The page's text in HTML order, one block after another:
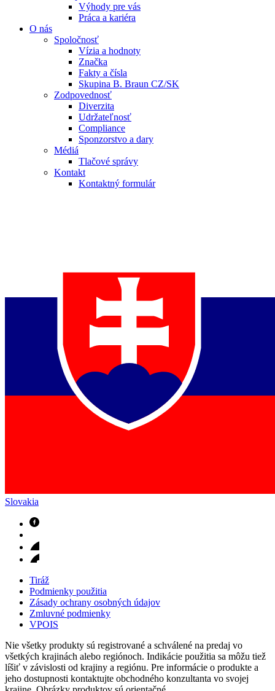
Výhody pre vás
Práca a kariéra
O nás
Spoločnosť
Vízia a hodnoty
Značka
Fakty a čísla
Skupina B. Braun CZ/SK
Zodpovednosť
Diverzita
Udržateľnosť
Compliance
Sponzorstvo a dary
Médiá
Tlačové správy
Kontakt
Kontaktný formulár
Slovakia
Tiráž
Podmienky použitia
Zásady ochrany osobných údajov
Zmluvné podmienky
VPOIS
Nie všetky produkty sú registrované a schválené na predaj vo
všetkých krajinách alebo regiónoch. Indikácie použitia sa môžu tiež
líšiť v závislosti od krajiny a regiónu. Pre informácie o produkte a
jeho dostupnosti kontaktujte obchodného konzultanta vo svojej